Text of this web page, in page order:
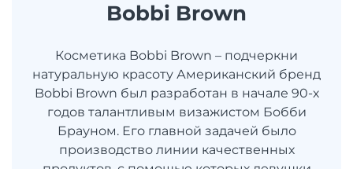
Bobbi Brown
Косметика Bobbi Brown – подчеркни
натуральную красоту Американский бренд
Bobbi Brown был разработан в начале 90-х
годов талантливым визажистом Бобби
Брауном. Его главной задачей было
производство линии качественных